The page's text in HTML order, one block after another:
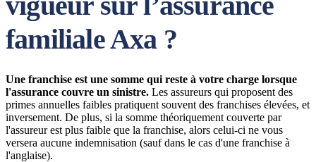
familiale Axa ?
Une franchise est une somme qui reste à votre charge lorsque
l'assurance couvre un sinistre. Les assureurs qui proposent des
primes annuelles faibles pratiquent souvent des franchises élevées, et
inversement. De plus, si la somme théoriquement couverte par
l'assureur est plus faible que la franchise, alors celui-ci ne vous
versera aucune indemnisation (sauf dans le cas d'une franchise à
l'anglaise).